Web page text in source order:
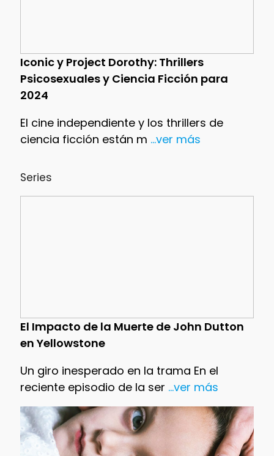
Iconic y Project Dorothy: Thrillers
Psicosexuales y Ciencia Ficción para
2024
El cine independiente y los thrillers de
ciencia ficción están m ...ver más
Series
El Impacto de la Muerte de John Dutton
en Yellowstone
Un giro inesperado en la trama En el
reciente episodio de la ser ...ver más